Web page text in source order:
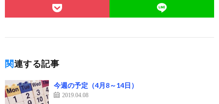
関連する記事
今週の予定（4月8～14日）
2019.04.08